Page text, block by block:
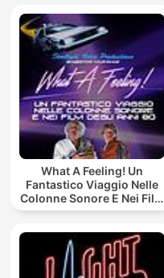
What A Feeling! Un
Fantastico Viaggio Nelle
Colonne Sonore E Nei Film
Degli Anni 80!